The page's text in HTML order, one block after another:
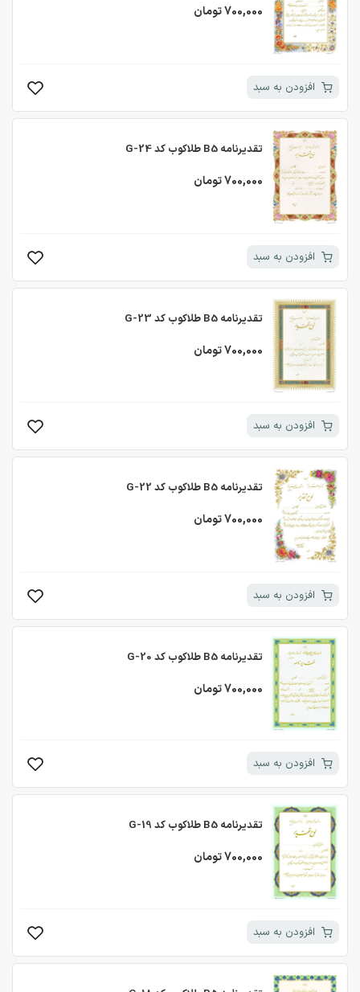
700,000 تومان
افزودن به سبد
تقدیرنامه B5 طلاکوب کد G-24
700,000 تومان
افزودن به سبد
تقدیرنامه B5 طلاکوب کد G-23
700,000 تومان
افزودن به سبد
تقدیرنامه B5 طلاکوب کد G-22
700,000 تومان
افزودن به سبد
تقدیرنامه B5 طلاکوب کد G-20
700,000 تومان
افزودن به سبد
تقدیرنامه B5 طلاکوب کد G-19
700,000 تومان
افزودن به سبد